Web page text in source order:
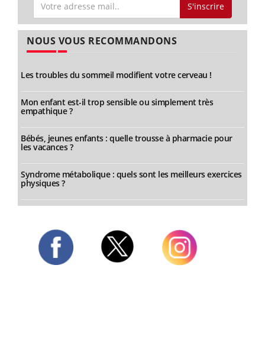
S'inscrire
NOUS VOUS RECOMMANDONS
Les troubles du sommeil modifient votre cerveau !
Mon enfant est-il trop sensible ou simplement très
empathique ?
Bébés, jeunes enfants : quelle trousse à pharmacie pour
les vacances ?
Syndrome métabolique : quels sont les meilleurs exercices
physiques ?